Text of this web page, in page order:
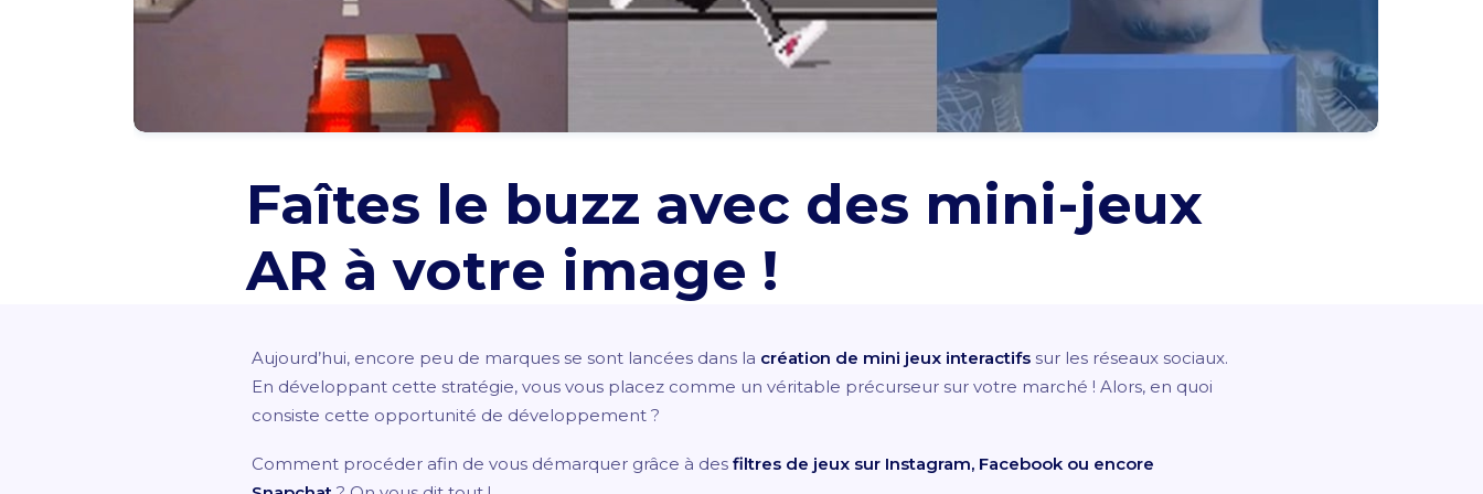
Faîtes le buzz avec des mini-jeux
AR à votre image !
Aujourd’hui, encore peu de marques se sont lancées dans la création de mini jeux interactifs sur les réseaux sociaux.
En développant cette stratégie, vous vous placez comme un véritable précurseur sur votre marché ! Alors, en quoi
consiste cette opportunité de développement ?
Comment procéder afin de vous démarquer grâce à des filtres de jeux sur Instagram, Facebook ou encore